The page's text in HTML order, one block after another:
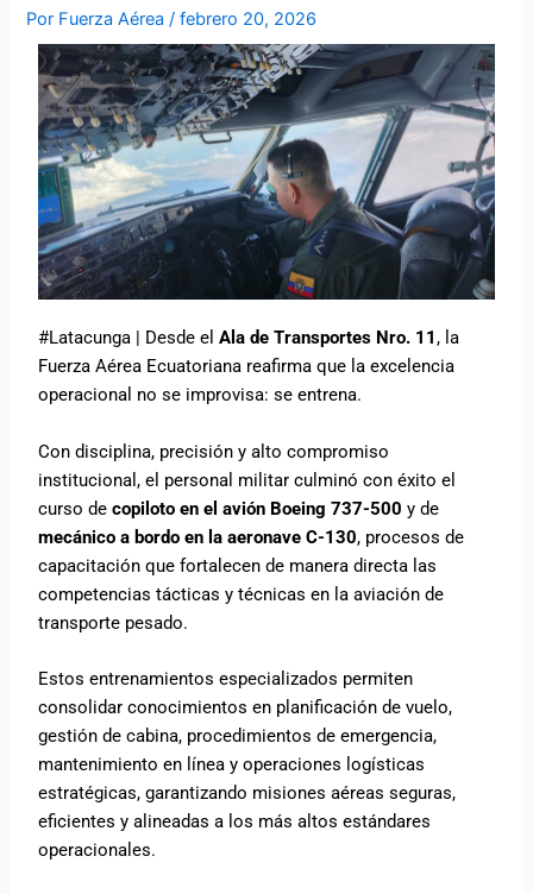
Por Fuerza Aérea/febrero 20, 2026
#Latacunga | Desde elAla de Transportes Nro. 11, la
Fuerza Aérea Ecuatoriana reafirma que la excelencia
operacional no se improvisa: se entrena.
Con disciplina, precisión y alto compromiso
institucional, el personal militar culminó con éxito el
curso decopiloto en el avión Boeing 737-500 y de
mecánico a bordo en la aeronave C-130, procesos de
capacitación que fortalecen de manera directa las
competencias tácticas y técnicas en la aviación de
transporte pesado.
Estos entrenamientos especializados permiten
consolidar conocimientos en planificación de vuelo,
gestión de cabina, procedimientos de emergencia,
mantenimiento en línea y operaciones logísticas
estratégicas, garantizando misiones aéreas seguras,
eficientes y alineadas a los más altos estándares
operacionales.